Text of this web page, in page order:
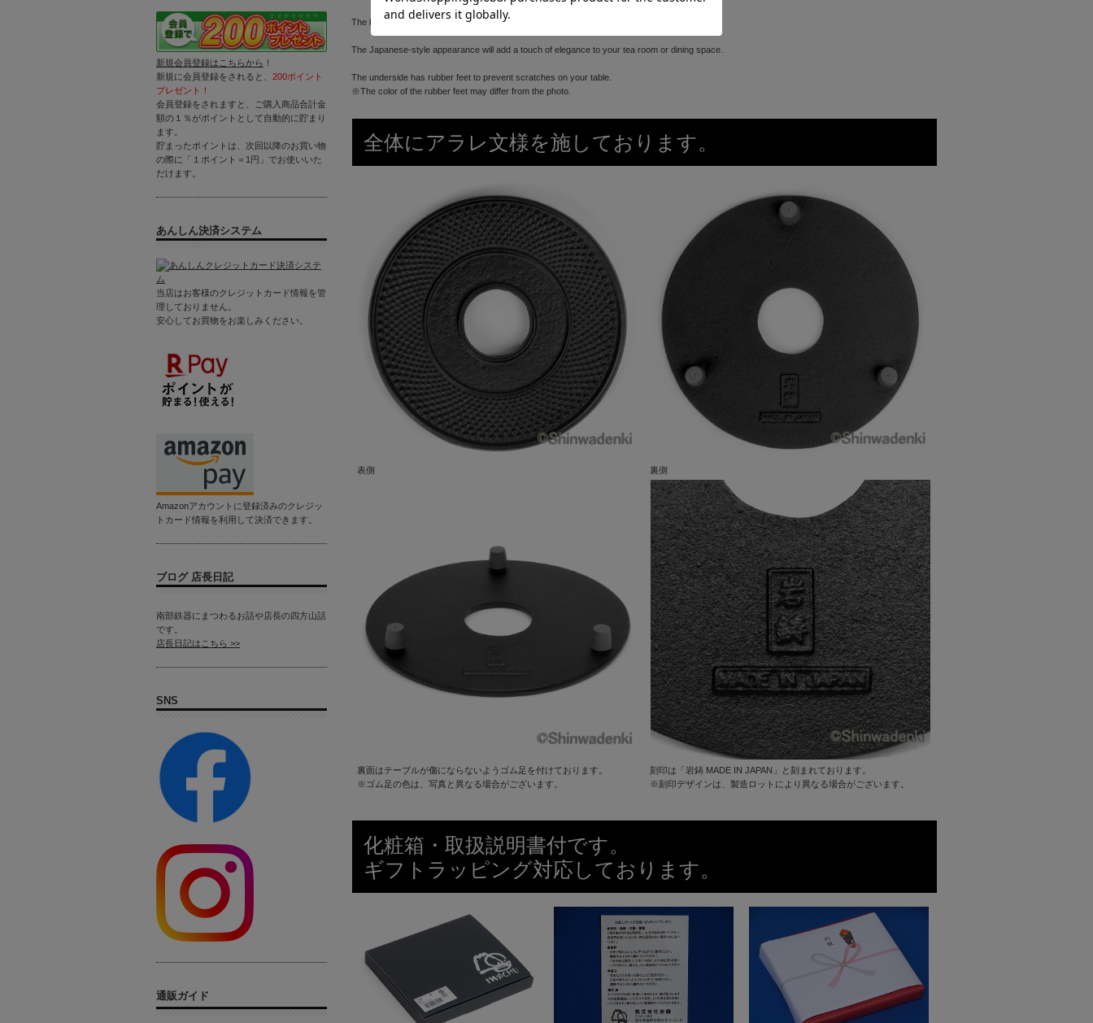
The kettle mat prevents hot kettles and teapots from damaging tables and floors.
The Japanese-style appearance will add a touch of elegance to your tea room or dining space.
The underside has rubber feet to prevent scratches on your table.
※The color of the rubber feet may differ from the photo.
全体にアラレ文様を施しております。
表側 裏側
裏面はテーブルが傷にならないようゴム足を付けております。
※ゴム足の色は、写真と異なる場合がございます。
刻印は「岩鋳 MADE IN JAPAN」と刻まれております。
※刻印デザインは、製造ロットにより異なる場合がございます。
化粧箱・取扱説明書付です。
ギフトラッピング対応しております。
新規会員登録はこちらから ！
新規に会員登録をされると、 200ポイント
プレゼント！
会員登録をされますと、ご購入商品合計金
額の１％がポイントとして自動的に貯まり
ます。
貯まったポイントは、次回以降のお買い物
の際に「１ポイント＝1円」でお使いいた
だけます。
あんしん決済システム
当店はお客様のクレジットカード情報を管
理しておりません。
安心してお買物をお楽しみください。
Amazonアカウントに登録済みのクレジッ
トカード情報を利用して決済できます。
ブログ 店長日記
南部鉄器にまつわるお話や店長の四方山話
です。
店長日記はこちら >>
SNS
通販ガイド